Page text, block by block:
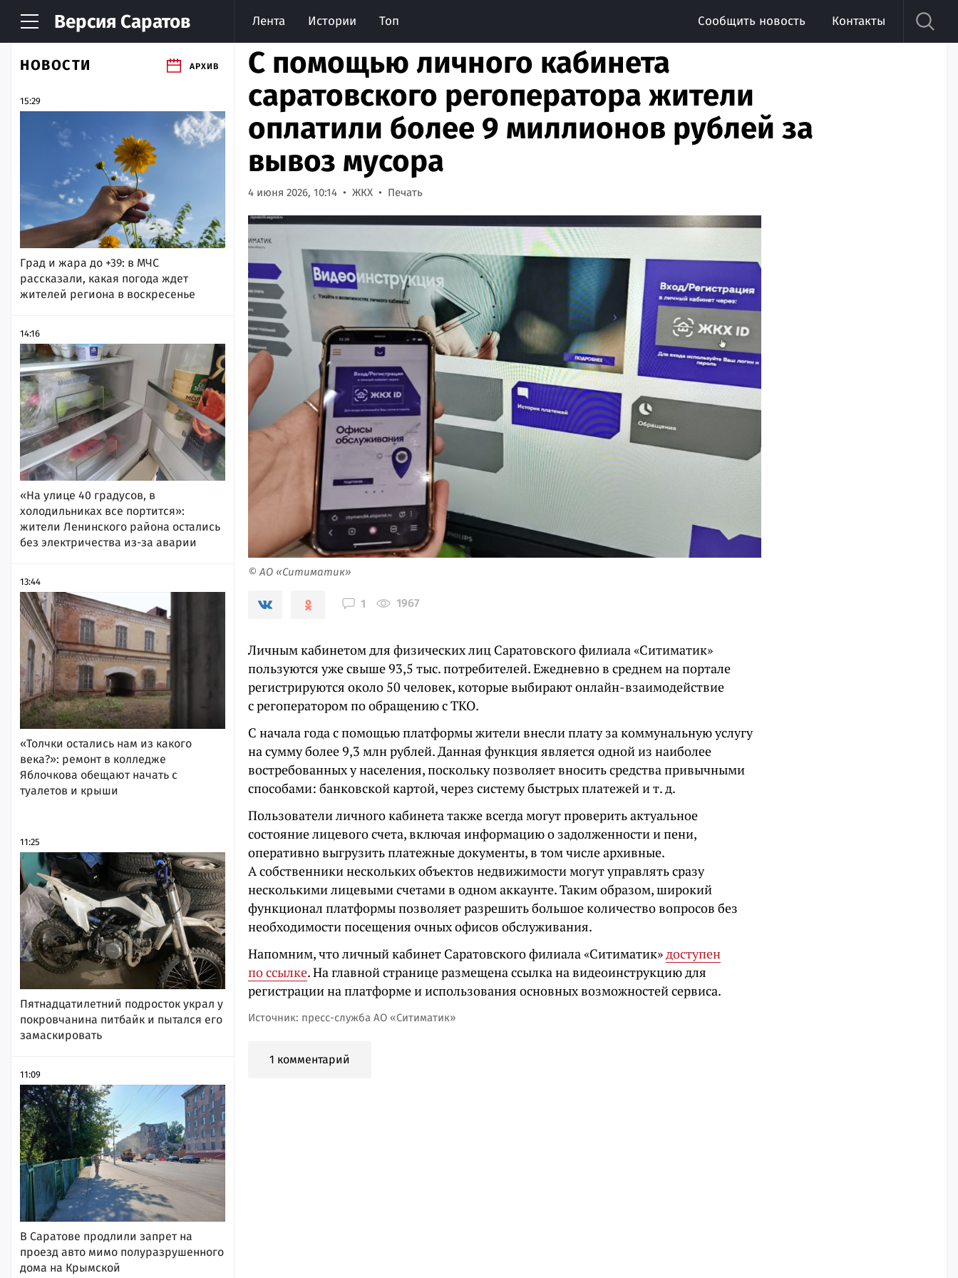
Версия Саратов Лента Истории Топ Сообщить новость Контакты
НОВОСТИ АРХИВ
15:29
Град и жара до +39: в МЧС
рассказали, какая погода ждет
жителей региона в воскресенье
14:16
«На улице 40 градусов, в
холодильниках все портится»:
жители Ленинского района остались
без электричества из-за аварии
13:44
«Толчки остались нам из какого
века?»: ремонт в колледже
Яблочкова обещают начать с
туалетов и крыши
11:25
Пятнадцатилетний подросток украл у
покровчанина питбайк и пытался его
замаскировать
11:09
В Саратове продлили запрет на
проезд авто мимо полуразрушенного
дома на Крымской
С помощью личного кабинета
саратовского регоператора жители
оплатили более 9 миллионов рублей за
вывоз мусора
4 июня 2026, 10:14 ЖКХ Печать
© АО «Ситиматик»
1 1967
Личным кабинетом для физических лиц Саратовского филиала «Ситиматик»
пользуются уже свыше 93,5 тыс. потребителей. Ежедневно в среднем на портале
регистрируются около 50 человек, которые выбирают онлайн-взаимодействие
с регоператором по обращению с ТКО.
С начала года с помощью платформы жители внесли плату за коммунальную услугу
на сумму более 9,3 млн рублей. Данная функция является одной из наиболее
востребованных у населения, поскольку позволяет вносить средства привычными
способами: банковской картой, через систему быстрых платежей и т. д.
Пользователи личного кабинета также всегда могут проверить актуальное
состояние лицевого счета, включая информацию о задолженности и пени,
оперативно выгрузить платежные документы, в том числе архивные.
А собственники нескольких объектов недвижимости могут управлять сразу
несколькими лицевыми счетами в одном аккаунте. Таким образом, широкий
функционал платформы позволяет разрешить большое количество вопросов без
необходимости посещения очных офисов обслуживания.
Напомним, что личный кабинет Саратовского филиала «Ситиматик»доступен
по ссылке. На главной странице размещена ссылка на видеоинструкцию для
регистрации на платформе и использования основных возможностей сервиса.
Источник: пресс-служба АО «Ситиматик»
1 комментарий